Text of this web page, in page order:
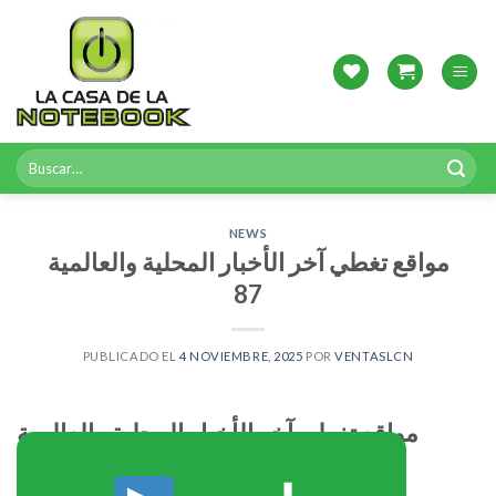
Buscar
por:
NEWS
مواقع تغطي آخر الأخبار المحلية والعالمية
87
PUBLICADO EL 4 NOVIEMBRE, 2025 PORVENTASLCN
مواقع تغطي آخر الأخبار المحلية والعالمية